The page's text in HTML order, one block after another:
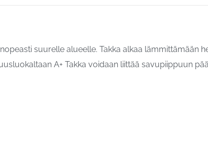
suurelle alueelle. Takka alkaa lämmittämään
A+ Takka voidaan liittää savupiippuun